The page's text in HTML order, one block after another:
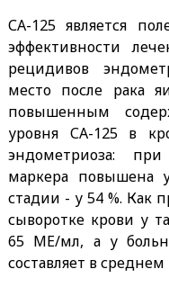
СА-125 является
эффективности
рецидивов
место после рака
повышенным
уровня СА-125 в
эндометриоза:
маркера
стадии - у 54 %. Как
сыворотке крови у
65 МЕ/мл, а у
составляет в